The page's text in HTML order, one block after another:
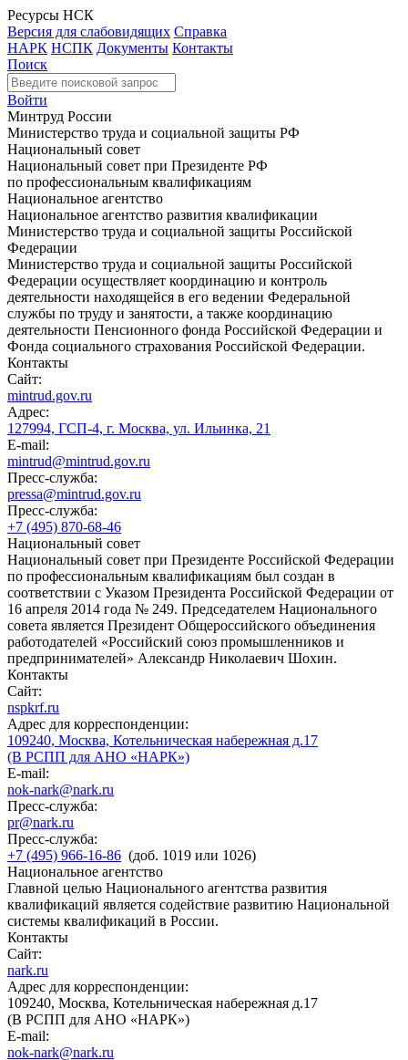
Ресурсы НСК
Версия для слабовидящих Справка
НАРК НСПК Документы Контакты
Поиск
Войти
Минтруд России
Министерство труда и социальной защиты РФ
Национальный совет
Национальный совет при Президенте РФ
по профессиональным квалификациям
Национальное агентство
Национальное агентство развития квалификации
Министерство труда и социальной защиты Российской
Федерации
Министерство труда и социальной защиты Российской
Федерации осуществляет координацию и контроль
деятельности находящейся в его ведении Федеральной
службы по труду и занятости, а также координацию
деятельности Пенсионного фонда Российской Федерации и
Фонда социального страхования Российской Федерации.
Контакты
Сайт:
mintrud.gov.ru
Адрес:
127994, ГСП-4, г. Москва, ул. Ильинка, 21
E-mail:
mintrud@mintrud.gov.ru
Пресс-служба:
pressa@mintrud.gov.ru
Пресс-служба:
+7 (495) 870-68-46
Национальный совет
Национальный совет при Президенте Российской Федерации
по профессиональным квалификациям был создан в
соответствии с Указом Президента Российской Федерации от
16 апреля 2014 года № 249. Председателем Национального
совета является Президент Общероссийского объединения
работодателей «Российский союз промышленников и
предпринимателей» Александр Николаевич Шохин.
Контакты
Сайт:
nspkrf.ru
Адрес для корреспонденции:
109240, Москва, Котельническая набережная д.17
(В РСПП для АНО «НАРК»)
E-mail:
nok-nark@nark.ru
Пресс-служба:
pr@nark.ru
Пресс-служба:
+7 (495) 966-16-86 (доб. 1019 или 1026)
Национальное агентство
Главной целью Национального агентства развития
квалификаций является содействие развитию Национальной
системы квалификаций в России.
Контакты
Сайт:
nark.ru
Адрес для корреспонденции:
109240, Москва, Котельническая набережная д.17
(В РСПП для АНО «НАРК»)
E-mail:
nok-nark@nark.ru